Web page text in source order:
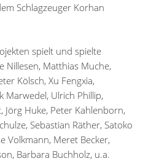
Schlagzeuger Korhan
spielt und spielte
Nillesen, Matthias Muche,
Kölsch, Xu Fengxia,
Marwedel, Ulrich Phillip,
Jörg Huke, Peter Kahlenborn,
Sebastian Räther, Satoko
Volkmann, Meret Becker,
Barbara Buchholz, u.a.